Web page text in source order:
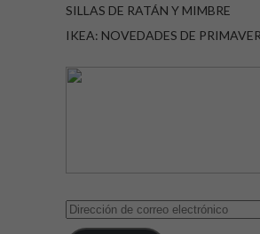
SILLAS DE RATÁN Y MIMBRE
IKEA: NOVEDADES DE
Dirección